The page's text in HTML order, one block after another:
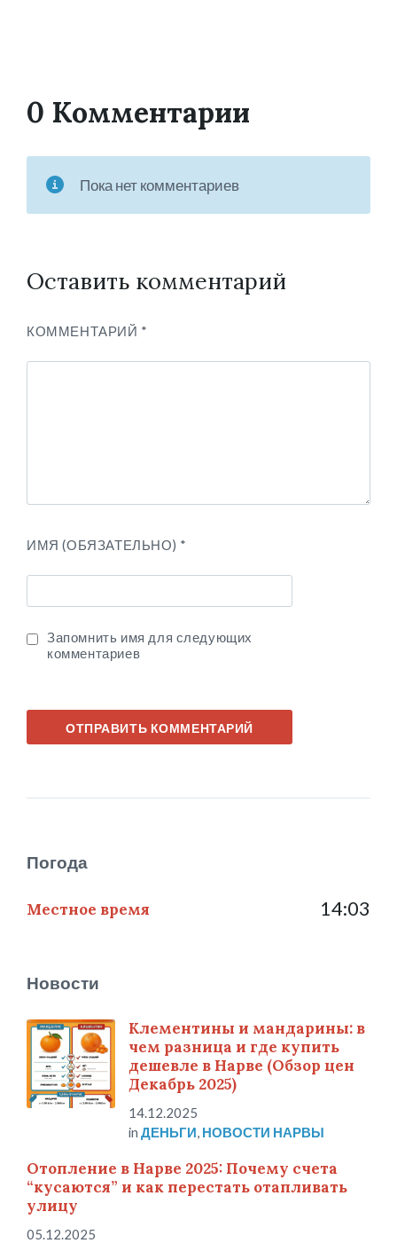
0 Комментарии
Пока нет комментариев
Оставить комментарий
КОММЕНТАРИЙ *
ИМЯ (ОБЯЗАТЕЛЬНО) *
Запомнить имя для следующих
комментариев
Погода
Местное время 14:03
Новости
Клементины и мандарины: в
чем разница и где купить
дешевле в Нарве (Обзор цен
Декабрь 2025)
14.12.2025
in ДЕНЬГИ НОВОСТИ НАРВЫ
Отопление в Нарве 2025: Почему счета
“кусаются” и как перестать отапливать
улицу
05.12.2025